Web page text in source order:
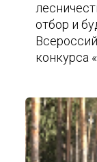
отбор и
конкурса